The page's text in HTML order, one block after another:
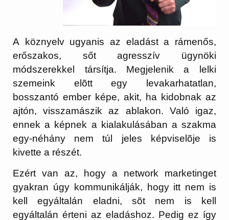
A köznyelv ugyanis az eladást a rámenős,
erőszakos, sőt agresszív ügynöki
módszerekkel társítja. Megjelenik a lelki
szemeink elõtt egy levakarhatatlan,
bosszantó ember képe, akit, ha kidobnak az
ajtón, visszamászik az ablakon. Való igaz,
ennek a képnek a kialakulásában a szakma
egy-néhány nem túl jeles képviselõje is
kivette a részét.
Ezért van az, hogy a network marketinget
gyakran úgy kommunikálják, hogy itt nem is
kell egyáltalán eladni, sõt nem is kell
egyáltalán érteni az eladáshoz. Pedig ez így